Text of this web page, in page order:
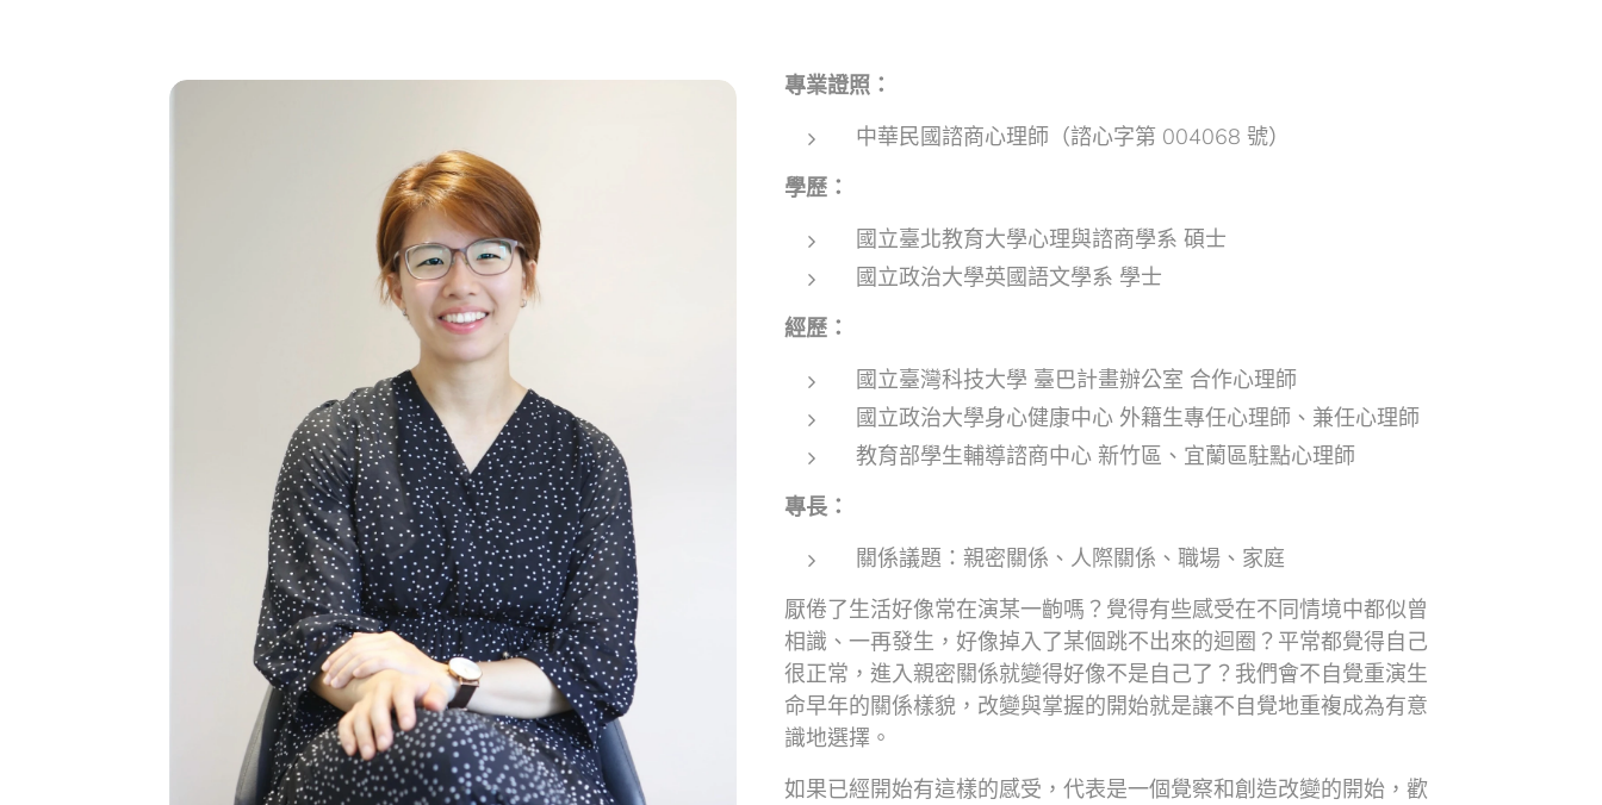
專業證照：
中華民國諮商心理師（諮心字第 004068 號）
學歷：
國立臺北教育大學心理與諮商學系 碩士
國立政治大學英國語文學系 學士
經歷：
國立臺灣科技大學 臺巴計畫辦公室 合作心理師
國立政治大學身心健康中心 外籍生專任心理師、兼任心理師
教育部學生輔導諮商中心 新竹區、宜蘭區駐點心理師
專長：
關係議題：親密關係、人際關係、職場、家庭
厭倦了生活好像常在演某一齣嗎？覺得有些感受在不同情境中都似曾
相識、一再發生，好像掉入了某個跳不出來的迴圈？平常都覺得自己
很正常，進入親密關係就變得好像不是自己了？我們會不自覺重演生
命早年的關係樣貌，改變與掌握的開始就是讓不自覺地重複成為有意
識地選擇。
如果已經開始有這樣的感受，代表是一個覺察和創造改變的開始，歡